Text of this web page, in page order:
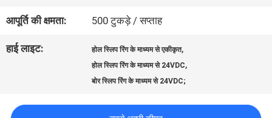
गुणवत्ता
नियंत्रण
आपूर्ति की क्षमता: 500 टुकड़े / सप्ताह
हाई लाइट: होल स्लिप रिंग के माध्यम से एकीकृत,
होल स्लिप रिंग के माध्यम से 24VDC,
बोर स्लिप रिंग के माध्यम से 24VDC;